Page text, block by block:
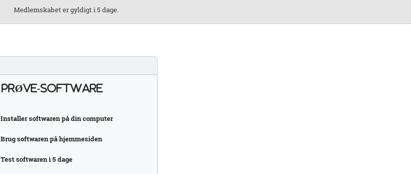
Medlemskabet er gyldigt i 5 dage.
PRØVE-SOFTWARE
Installer softwaren på din computer
Brug softwaren på hjemmesiden
Test softwaren i 5 dage